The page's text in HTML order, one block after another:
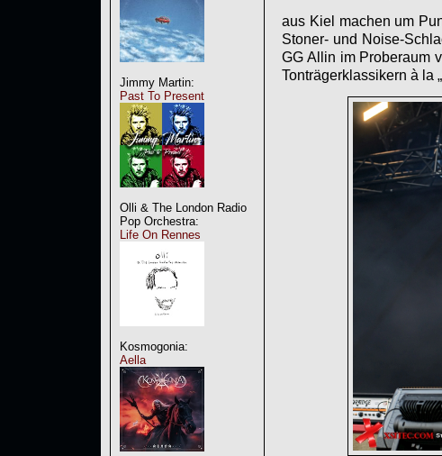
Jimmy Martin:
Past To Present
Olli & The London Radio
Pop Orchestra:
Life On Rennes
Kosmogonia:
Aella
aus Kiel machen um
Stoner- und Noise-
GG Allin im Proberaum
Tonträgerklassikern à la „